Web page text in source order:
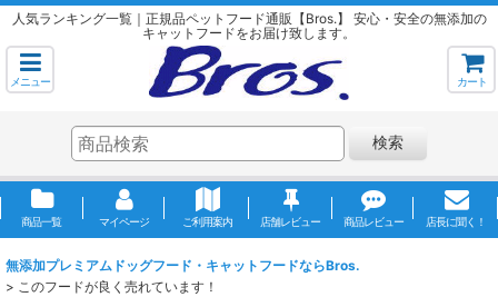
人気ランキング一覧｜正規品ペットフード通販【Bros.】 安心・安全の無添加の
キャットフードをお届け致します。
メニュー カート
検索
商品一覧 マイページ ご利用案内 店舗レビュー 商品レビュー 店長に聞く！
無添加プレミアムドッグフード・キャットフードならBros.
> このフードが良く売れています！